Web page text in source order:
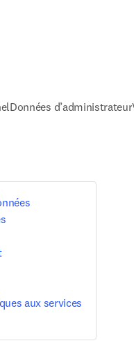
Données d’administrateur
aux services